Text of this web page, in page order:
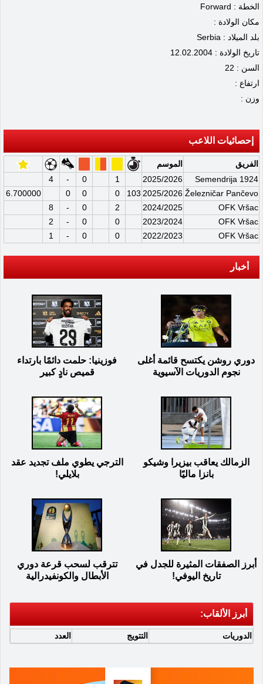
الخطة : Forward
مكان الولادة :
بلد الميلاد : Serbia
تاريخ الولادة : 12.02.2004
السن : 22
ارتفاع :
وزن :
إحصائيات اللاعب
الفريق
الموسم
Semendrija 1924
2025/2026
1
0
-
4
Železničar Pančevo
2025/2026
103
0
0
0
6.700000
OFK Vršac
2024/2025
2
0
-
8
OFK Vršac
2023/2024
0
0
-
2
OFK Vršac
2022/2023
0
0
-
1
أخبار
دوري روشن يكتسح قائمة أغلى
نجوم الدوريات الآسيوية
فوزينيا: حلمت دائمًا بارتداء
قميص نادٍ كبير
الزمالك يعاقب بيزيرا وشيكو
بانزا ماليًا
الترجي يطوي ملف تجديد عقد
بلايلي!
أبرز الصفقات المثيرة للجدل في
تاريخ اليوفي!
تترقب لسحب قرعة دوري
الأبطال والكونفيدرالية
أبرز الألقاب:
الدوريات التتويج العدد